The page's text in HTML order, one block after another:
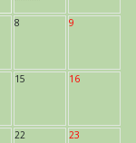
8 9
15 16
22 23